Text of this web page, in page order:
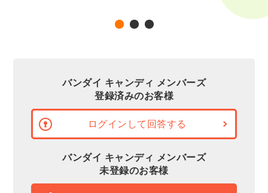
バンダイ キャンディ メンバーズ
登録済みのお客様
ログインして回答する
バンダイ キャンディ メンバーズ
未登録のお客様